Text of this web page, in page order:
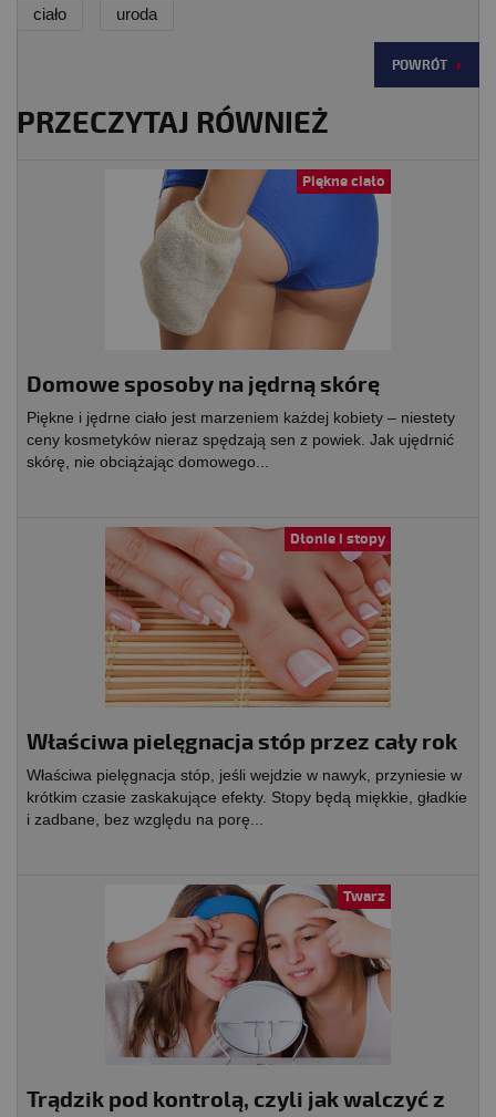
ciało
uroda
POWRÓT
PRZECZYTAJ RÓWNIEŻ
Piękne ciało
Domowe sposoby na jędrną skórę
Piękne i jędrne ciało jest marzeniem każdej kobiety – niestety
ceny kosmetyków nieraz spędzają sen z powiek. Jak ujędrnić
skórę, nie obciążając domowego...
Dłonie i stopy
Właściwa pielęgnacja stóp przez cały rok
Właściwa pielęgnacja stóp, jeśli wejdzie w nawyk, przyniesie w
krótkim czasie zaskakujące efekty. Stopy będą miękkie, gładkie
i zadbane, bez względu na porę...
Twarz
Trądzik pod kontrolą, czyli jak walczyć z